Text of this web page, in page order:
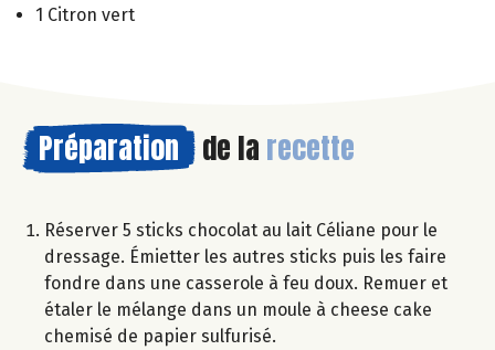
1 Citron vert
Préparation de la recette
Réserver 5 sticks chocolat au lait Céliane pour le
dressage. Émietter les autres sticks puis les faire
fondre dans une casserole à feu doux. Remuer et
étaler le mélange dans un moule à cheese cake
chemisé de papier sulfurisé.